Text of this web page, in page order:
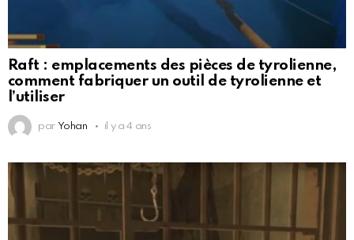
Raft : emplacements des pièces de tyrolienne,
comment fabriquer un outil de tyrolienne et
l’utiliser
par Yohan il y a 4 ans